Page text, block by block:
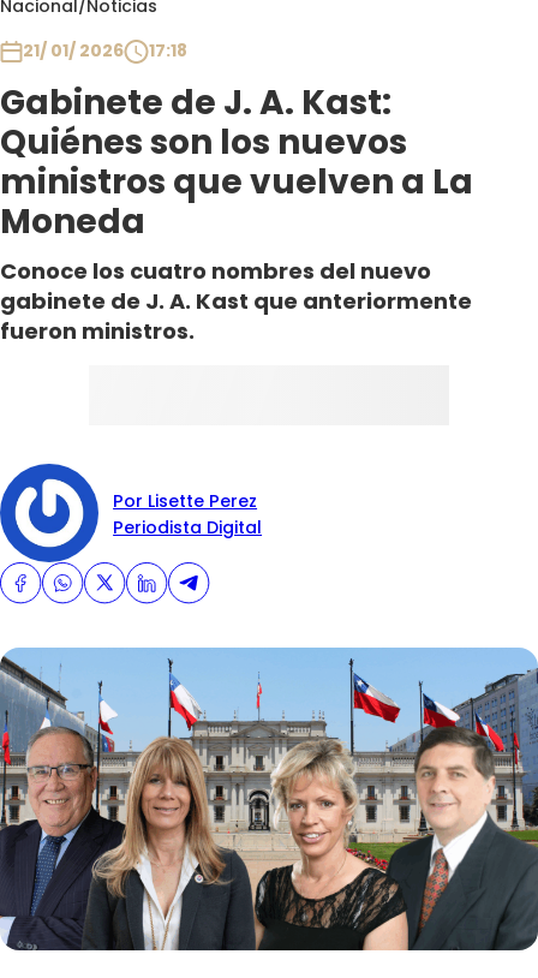
Nacional/Noticias
21/ 01/ 2026
17:18
Gabinete de J. A. Kast:
Quiénes son los nuevos
ministros que vuelven a La
Moneda
Conoce los cuatro nombres del nuevo
gabinete de J. A. Kast que anteriormente
fueron ministros.
Por Lisette Perez
Periodista Digital
Club De La Comedia
Contigo en Directo
Plan Perfecto
El Tiempo
Sabingo
Todos Los Programas